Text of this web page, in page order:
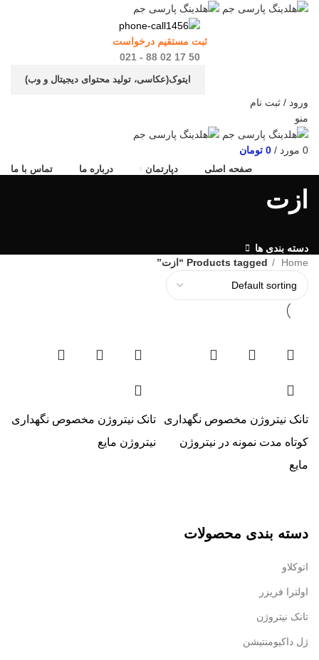
ثبت مستقیم درخواست
50 17 02 88 - 021
ایتوک(عکاسی، تولید محتوای دیجیتال و وب)
ورود / ثبت نام
منو
0 مورد /
0 تومان
صفحه اصلی دپارتمان درباره ما تماس با ما
ازت
دسته بندی ها
دسته بندی محصولات
اتوکلاو
اولترا فریزر
تانک نیتروژن
ژل داکیومنتیشن
Home Products tagged “ازت”
تانک نیتروژن مخصوص نگهداری
کوتاه مدت نمونه در نیتروژن
مایع
تانک نیتروژن مخصوص نگهداری
نیتروژن مایع